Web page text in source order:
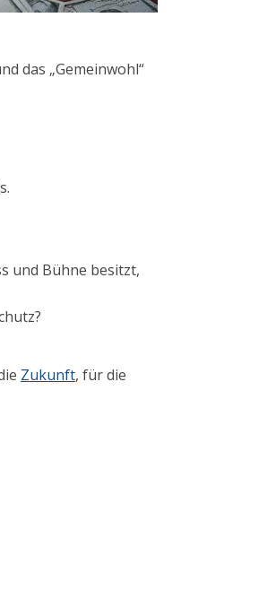
das „Gemeinwohl“
und Bühne besitzt,
Zukunft, für die